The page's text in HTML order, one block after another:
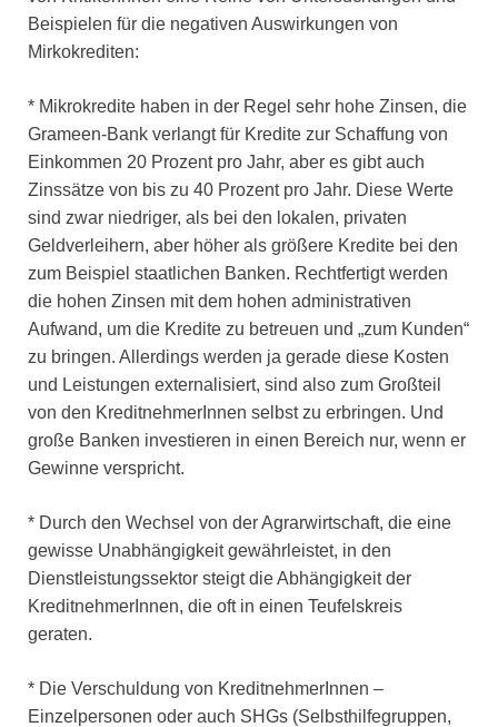
Beispielen für die negativen Auswirkungen von
Mirkokrediten:
* Mikrokredite haben in der Regel sehr hohe Zinsen, die
Grameen-Bank verlangt für Kredite zur Schaffung von
Einkommen 20 Prozent pro Jahr, aber es gibt auch
Zinssätze von bis zu 40 Prozent pro Jahr. Diese Werte
sind zwar niedriger, als bei den lokalen, privaten
Geldverleihern, aber höher als größere Kredite bei den
zum Beispiel staatlichen Banken. Rechtfertigt werden
die hohen Zinsen mit dem hohen administrativen
Aufwand, um die Kredite zu betreuen und „zum Kunden“
zu bringen. Allerdings werden ja gerade diese Kosten
und Leistungen externalisiert, sind also zum Großteil
von den KreditnehmerInnen selbst zu erbringen. Und
große Banken investieren in einen Bereich nur, wenn er
Gewinne verspricht.
* Durch den Wechsel von der Agrarwirtschaft, die eine
gewisse Unabhängigkeit gewährleistet, in den
Dienstleistungssektor steigt die Abhängigkeit der
KreditnehmerInnen, die oft in einen Teufelskreis
geraten.
* Die Verschuldung von KreditnehmerInnen –
Einzelpersonen oder auch SHGs (Selbsthilfegruppen,